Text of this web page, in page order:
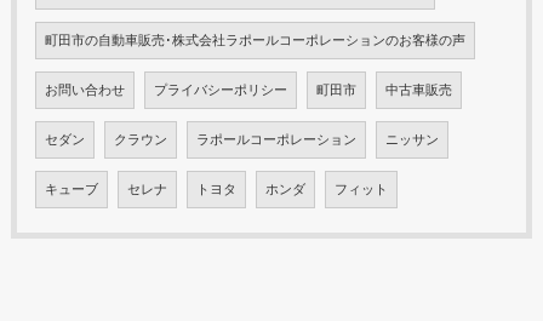
町田市の自動車販売･株式会社ラポールコーポレーションのお客様の声
お問い合わせ プライバシーポリシー 町田市 中古車販売
セダン クラウン ラポールコーポレーション ニッサン
キューブ セレナ トヨタ ホンダ フィット